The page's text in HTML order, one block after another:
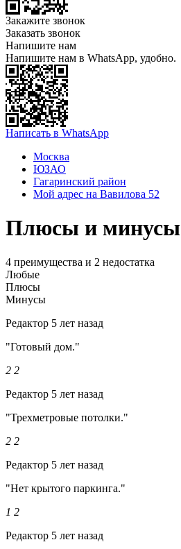
Закажите звонок
Заказать звонок
Напишите нам
Напишите нам в WhatsApp, удобно.
Написать в WhatsApp
Москва
ЮЗАО
Гагаринский район
Мой адрес на Вавилова 52
Плюсы и минусы
4 преимущества и 2 недостатка
Любые
Плюсы
Минусы
Редактор 5 лет назад
"Готовый дом."
2 2
Редактор 5 лет назад
"Трехметровые потолки."
2 2
Редактор 5 лет назад
"Нет крытого паркинга."
1 2
Редактор 5 лет назад